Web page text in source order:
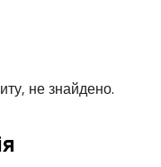
не знайдено.